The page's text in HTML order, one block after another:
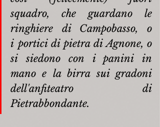
squadro, che guardano le
ringhiere di Campobasso, o
i portici di pietra di Agnone, o
si siedono con i panini in
mano e la birra sui gradoni
dell'anfiteatro di
Pietrabbondante.